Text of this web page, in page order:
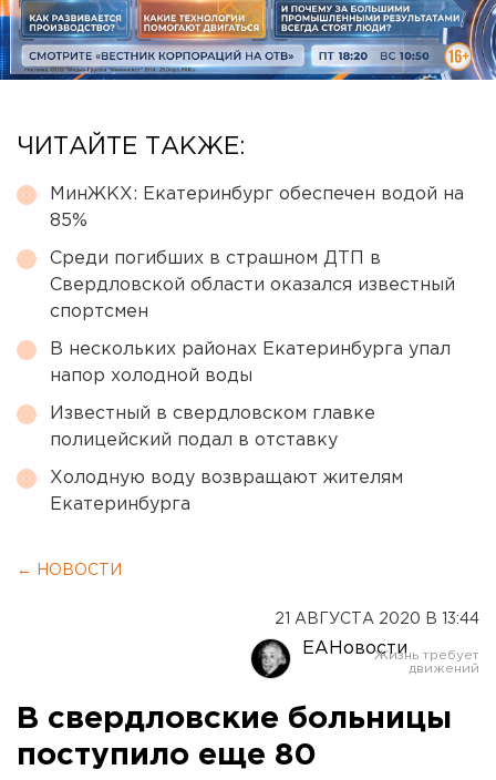
ЧИТАЙТЕ ТАКЖЕ:
МинЖКХ: Екатеринбург обеспечен водой на
85%
Среди погибших в страшном ДТП в
Свердловской области оказался известный
спортсмен
В нескольких районах Екатеринбурга упал
напор холодной воды
Известный в свердловском главке
полицейский подал в отставку
Холодную воду возвращают жителям
Екатеринбурга
← НОВОСТИ
21 АВГУСТА 2020 В 13:44
ЕАНовости
В свердловские больницы
поступило еще 80